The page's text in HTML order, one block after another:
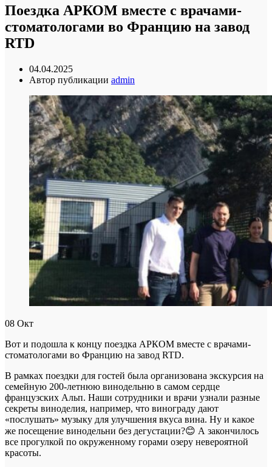
Поездка АРКОМ вместе с врачами-
стоматологами во Францию на завод
RTD
04.04.2025
Автор публикации admin
08 Окт
Вот и подошла к концу поездка АРКОМ вместе с врачами-
стоматологами во Францию на завод RTD.
В рамках поездки для гостей была организована экскурсия на
семейную 200-летнюю винодельню в самом сердце
французских Альп. Наши сотрудники и врачи узнали разные
секреты виноделия, например, что винограду дают
«послушать» музыку для улучшения вкуса вина. Ну и какое
же посещение винодельни без дегустации?😊 А закончилось
все прогулкой по окруженному горами озеру невероятной
красоты.